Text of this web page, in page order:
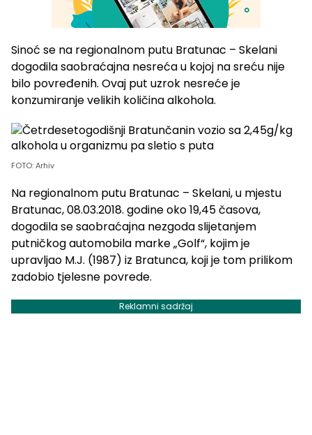
Sinoć se na regionalnom putu Bratunac – Skelani
dogodila saobraćajna nesreća u kojoj na sreću nije
bilo povređenih. Ovaj put uzrok nesreće je
konzumiranje velikih količina alkohola.
FOTO: Arhiv
Na regionalnom putu Bratunac – Skelani, u mjestu
Bratunac, 08.03.2018. godine oko 19,45 časova,
dogodila se saobraćajna nezgoda slijetanjem
putničkog automobila marke „Golf“, kojim je
upravljao M.J. (1987) iz Bratunca, koji je tom prilikom
zadobio tjelesne povrede.
Reklamni sadržaj